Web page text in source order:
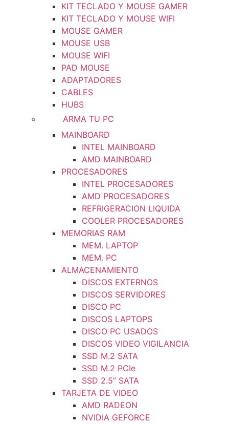
KIT TECLADO Y MOUSE GAMER
KIT TECLADO Y MOUSE WIFI
MOUSE GAMER
MOUSE USB
MOUSE WIFI
PAD MOUSE
ADAPTADORES
CABLES
HUBS
ARMA TU PC
MAINBOARD
INTEL MAINBOARD
AMD MAINBOARD
PROCESADORES
INTEL PROCESADORES
AMD PROCESADORES
REFRIGERACION LIQUIDA
COOLER PROCESADORES
MEMORIAS RAM
MEM. LAPTOP
MEM. PC
ALMACENAMIENTO
DISCOS EXTERNOS
DISCOS SERVIDORES
DISCO PC
DISCOS LAPTOPS
DISCO PC USADOS
DISCOS VIDEO VIGILANCIA
SSD M.2 SATA
SSD M.2 PCIe
SSD 2.5” SATA
TARJETA DE VIDEO
AMD RADEON
NVIDIA GEFORCE